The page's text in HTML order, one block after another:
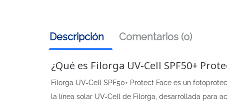
Descripción Comentarios (0)
¿Qué es Filorga UV-Cell SPF50+
Filorga UV-Cell SPF50+ Protect Face es un
la línea solar UV-Cell de Filorga, desarrollada para